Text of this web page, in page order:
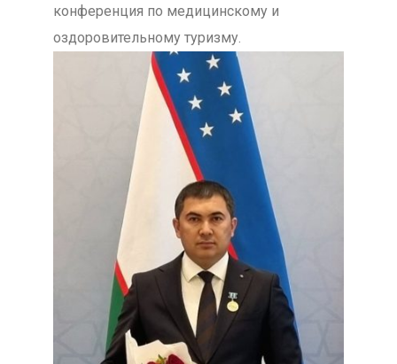
конференция по медицинскому и
оздоровительному туризму.